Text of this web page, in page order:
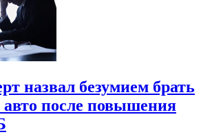
назвал безумием брать
авто после повышения